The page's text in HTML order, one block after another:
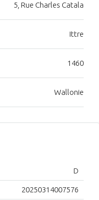
5, Rue Charles Catala
Ittre
1460
Wallonie
D
20250314007576